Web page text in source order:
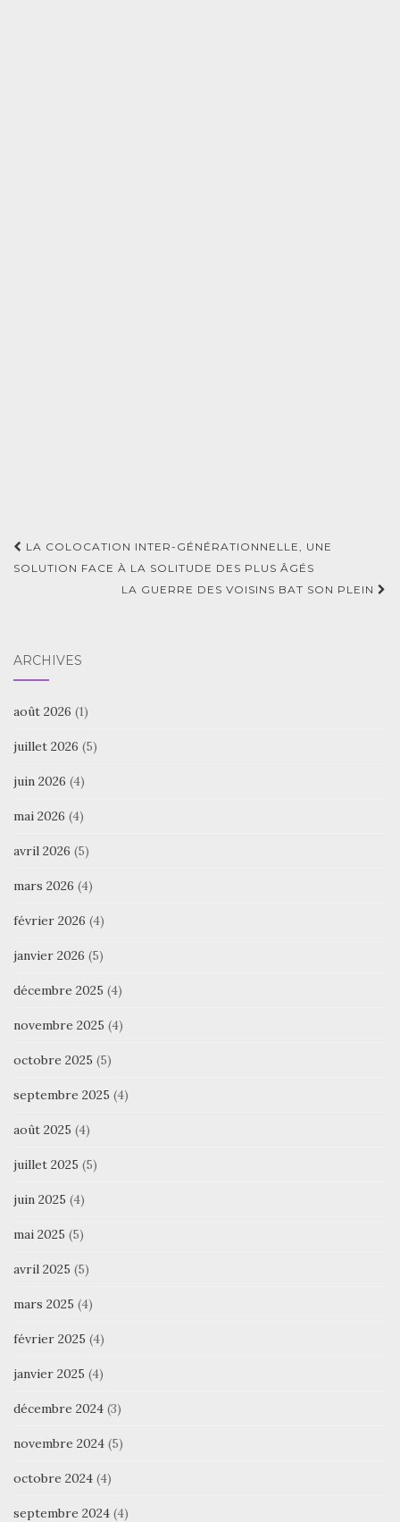
Navigation
d'article
LA COLOCATION INTER-GÉNÉRATIONNELLE, UNE
SOLUTION FACE À LA SOLITUDE DES PLUS ÂGÉS
LA GUERRE DES VOISINS BAT SON PLEIN
ARCHIVES
août 2026 (1)
juillet 2026 (5)
juin 2026 (4)
mai 2026 (4)
avril 2026 (5)
mars 2026 (4)
février 2026 (4)
janvier 2026 (5)
décembre 2025 (4)
novembre 2025 (4)
octobre 2025 (5)
septembre 2025 (4)
août 2025 (4)
juillet 2025 (5)
juin 2025 (4)
mai 2025 (5)
avril 2025 (5)
mars 2025 (4)
février 2025 (4)
janvier 2025 (4)
décembre 2024 (3)
novembre 2024 (5)
octobre 2024 (4)
septembre 2024 (4)